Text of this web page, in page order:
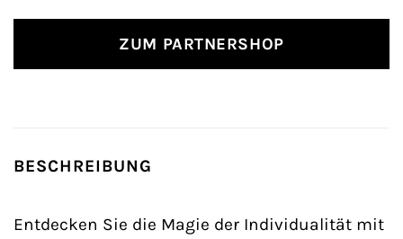
ZUM PARTNERSHOP
BESCHREIBUNG
Entdecken Sie die Magie der Individualität mit